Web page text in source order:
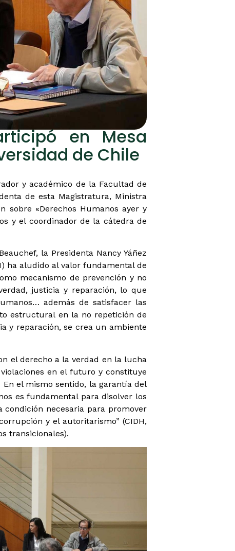
en Mesa
de Chile
y académico de la Facultad de
de esta Magistratura, Ministra
sobre «Derechos Humanos ayer y
y el coordinador de la cátedra de
la Presidenta Nancy Yáñez
ha aludido al valor fundamental de
mecanismo de prevención y no
justicia y reparación, lo que
además de satisfacer las
estructural en la no repetición de
y reparación, se crea un ambiente
el derecho a la verdad en la lucha
en el futuro y constituye
el mismo sentido, la garantía del
es fundamental para disolver los
necesaria para promover
y el autoritarismo” (CIDH,
transicionales).